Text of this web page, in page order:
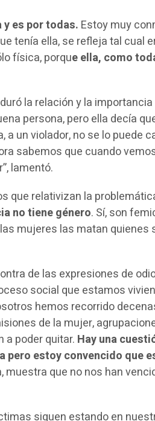
y es por todas. Estoy muy
tenía ella, se refleja tal cual
física, porque ella, como
la relación y la
persona, pero ella decía
un violador, no se lo puede
sabemos que cuando
lamentó.
que relativizan la
no tiene género. Sí, son
mujeres las matan
de las expresiones de
social que estamos
hemos recorrido
de la mujer,
a poder quitar. Hay una
pero estoy convencido que
que no nos han
siguen estando en